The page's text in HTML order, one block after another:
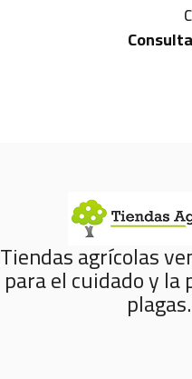
Tiendas agrícolas
para el cuidado y la
plagas.